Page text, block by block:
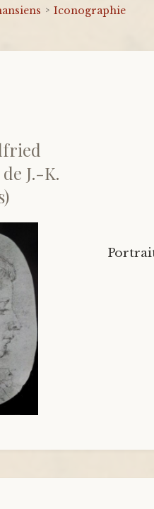
> Iconographie
J.-K.